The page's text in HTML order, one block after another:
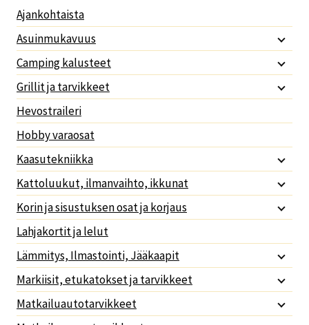
Ajankohtaista
Asuinmukavuus
Camping kalusteet
Grillit ja tarvikkeet
Hevostraileri
Hobby varaosat
Kaasutekniikka
Kattoluukut, ilmanvaihto, ikkunat
Korin ja sisustuksen osat ja korjaus
Lahjakortit ja lelut
Lämmitys, Ilmastointi, Jääkaapit
Markiisit, etukatokset ja tarvikkeet
Matkailuautotarvikkeet